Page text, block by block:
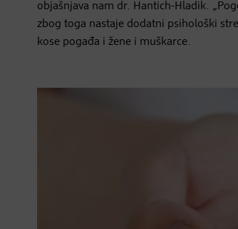
objašnjava nam dr. Hantich-Hladik.
zbog toga nastaje dodatni psihološki
kose pogađa i žene i muškarce.